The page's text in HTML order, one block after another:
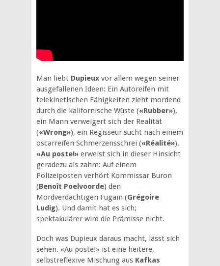
Man liebt Dupieux vor allem wegen seiner
ausgefallenen Ideen: Ein Autoreifen mit
telekinetischen Fähigkeiten zieht mordend
durch die kalifornische Wüste («Rubber»),
ein Mann verweigert sich der Realität
(«Wrong»), ein Regisseur sucht nach einem
oscarreifen Schmerzensschrei («Réalité»).
«Au poste!» erweist sich in dieser Hinsicht
geradezu als zahm: Auf einem
Polizeiposten verhört Kommissar Buron
(Benoît Poelvoorde) den
Mordverdächtigen Fugain (Grégoire
Ludig). Und damit hat es sich;
spektakulärer wird die Prämisse nicht.
Doch was Dupieux daraus macht, lässt sich
sehen. «Au poste!» ist eine heitere,
selbstreflexive Mischung aus Kafkas